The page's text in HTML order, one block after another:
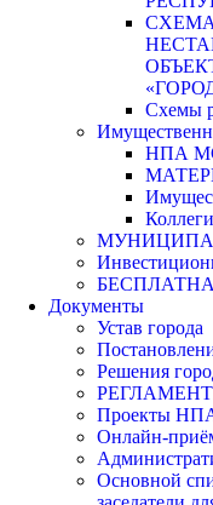
Схемы
НПА
Документы
Устав города
Решения
Проекты
Онлайн-
Основной